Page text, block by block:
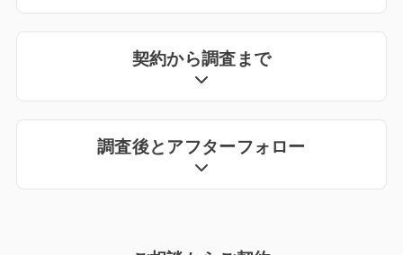
契約から調査まで
調査後とアフターフォロー